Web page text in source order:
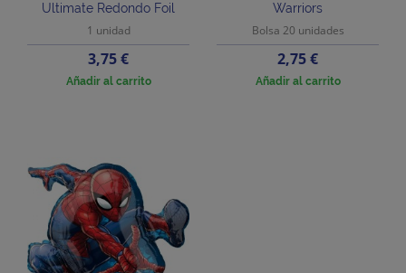
Ultimate Redondo Foil
1 unidad
Precio
3,75 €
Añadir al carrito
Warriors
Bolsa 20 unidades
Precio
2,75 €
Añadir al carrito